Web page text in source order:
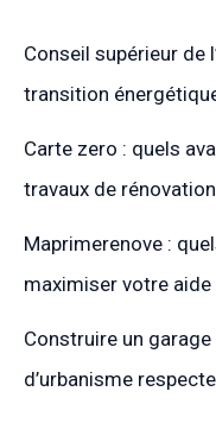
Conseil supérieur de
transition
Carte zero : quels
travaux de
Maprimerenove :
maximiser votre aide
Construire un
d’urbanisme